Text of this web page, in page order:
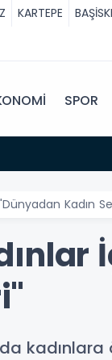
KARTEPE
SPOR
Kadın